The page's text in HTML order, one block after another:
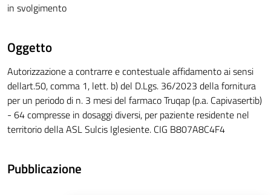
in svolgimento
Oggetto
Autorizzazione a contrarre e contestuale affidamento ai sensi
dellart.50, comma 1, lett. b) del D.Lgs. 36/2023 della fornitura
per un periodo di n. 3 mesi del farmaco Truqap (p.a. Capivasertib)
- 64 compresse in dosaggi diversi, per paziente residente nel
territorio della ASL Sulcis Iglesiente. CIG B807A8C4F4
Pubblicazione